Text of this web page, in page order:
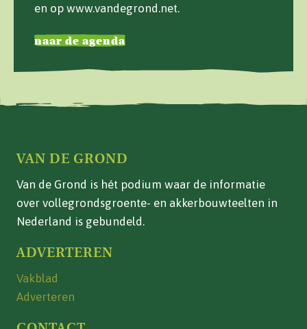
en op www.vandegrond.net.
naar de agenda
VAN DE GROND
Van de Grond is hét podium waar de informatie
over vollegrondsgroente- en akkerbouwteelten in
Nederland is gebundeld.
ADVERTEREN
Vakblad
Adverteren